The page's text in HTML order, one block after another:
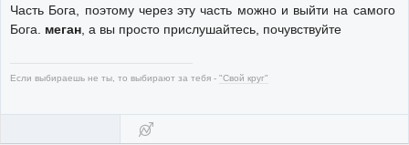
Часть Бога, поэтому через эту часть можно и выйти на самого
Бога. меган , а вы просто прислушайтесь, почувствуйте
Если выбираешь не ты, то выбирают за тебя - "Свой круг"